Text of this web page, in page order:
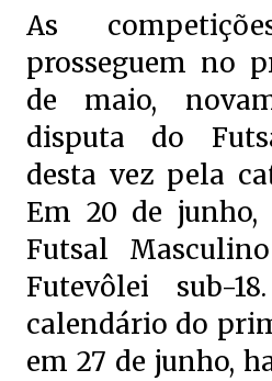
As
prosseguem no
de maio,
disputa do
desta vez pela
Em 20 de
Futsal
Futevôlei sub-
calendário do
em 27 de junho,